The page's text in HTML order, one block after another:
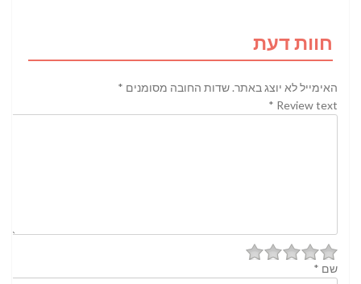
חוות דעת
האימייל לא יוצג באתר.שדות החובה מסומנים *
Review text
*
שם *